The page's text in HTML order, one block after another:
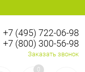
Регистрация
+7 (495) 722-06-98
+7 (800) 300-56-98
Заказать звонок
0